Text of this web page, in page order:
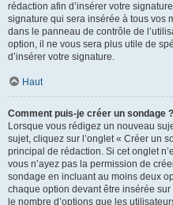
rédaction afin d’insérer votre
signature qui sera insérée à tous vos
dans le panneau de contrôle de
option, il ne vous sera plus utile de
d’insérer votre signature.
Haut
Comment puis-je créer un sondage ?
Lorsque vous rédigez un nouveau
sujet, cliquez sur l’onglet « Créer un
principal de rédaction. Si cet onglet
vous n’ayez pas la permission de
sondage en incluant au moins deux
chaque option devant être insérée
le nombre d’options que les